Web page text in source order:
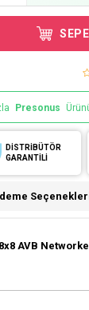
Presonus
DİSTRİBÜTÖR
GARANTİLİ
AVB